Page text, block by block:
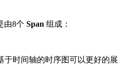
由8个 Span 组成：
于时间轴的时序图可以更好的展